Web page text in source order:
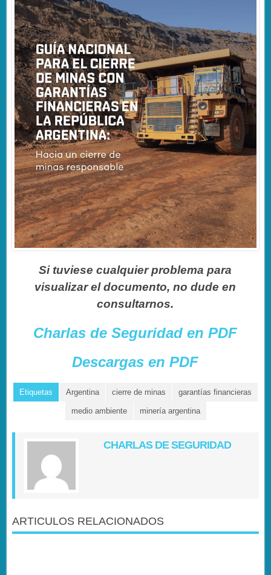
Si tuviese cualquier problema para
visualizar el documento, no dude en
consultarnos.
Charlas de Seguridad en PDF
Descargas en PDF
Etiquetas Argentina cierre de minas garantías financieras
medio ambiente minería argentina
CHARLAS DE SEGURIDAD
ARTICULOS RELACIONADOS